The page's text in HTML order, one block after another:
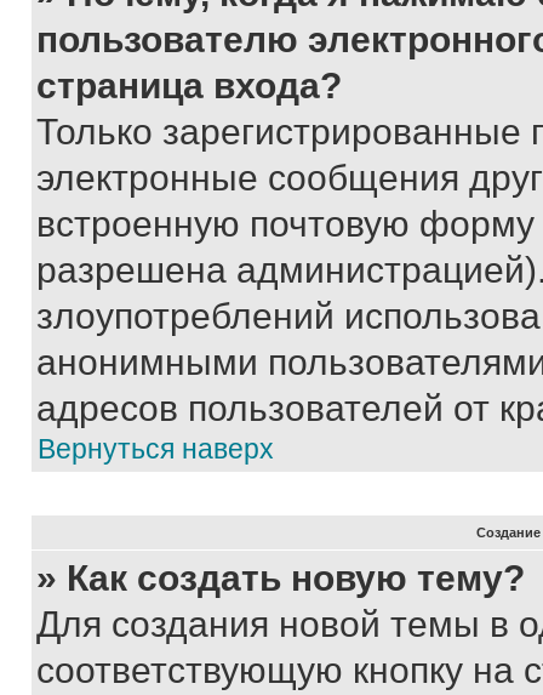
пользователю
страница входа?
Только зарегистрированные
электронные сообщения
встроенную почтовую
разрешена
злоупотреблений
анонимными
адресов пользователей от
Вернуться наверх
» Как создать новую тему?
Для создания новой темы в
соответствующую кнопку